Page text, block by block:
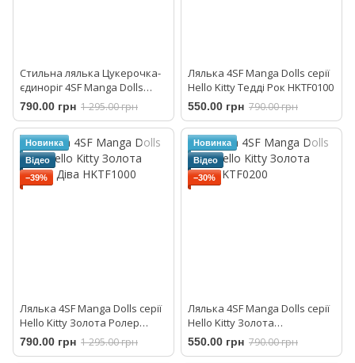
Стильна лялька Цукерочка-
єдиноріг 4SF Manga Dolls
Hello Kitty HKTF2000
790.00 грн 1 295.00 грн
Лялька 4SF Manga Dolls серії
Hello Kitty Тедді Рок HKTF0100
550.00 грн 790.00 грн
Новинка
Відео
−39%
Лялька 4SF Manga Dolls серії
Hello Kitty Золота Ролер
Діва HKTF1000
790.00 грн 1 295.00 грн
Новинка
Відео
−30%
Лялька 4SF Manga Dolls серії
Hello Kitty Золота
Діва HKTF0200
550.00 грн 790.00 грн